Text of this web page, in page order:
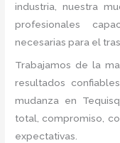
industria, nuestra
profesionales
necesarias para el
Trabajamos de la
resultados
mudanza en
total, compromiso,
expectativas.